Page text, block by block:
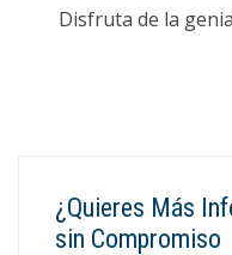
Disfruta de la
¿Quieres Más
sin Compromiso